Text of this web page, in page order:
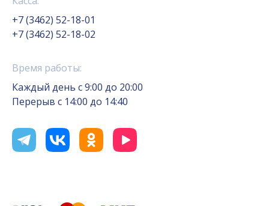
+7 (3462) 52-18-01
+7 (3462) 52-18-02
Время работы:
Каждый день с 9:00 до 20:00
Перерыв с 14:00 до 14:40